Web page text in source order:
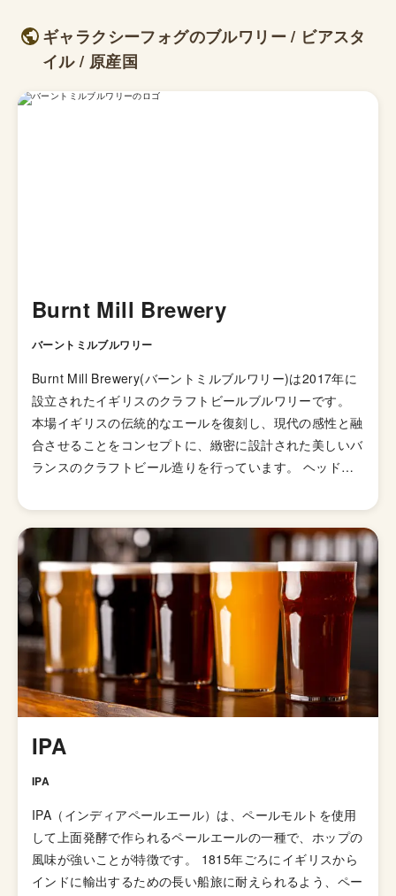
ギャラクシーフォグのブルワリー / ビアスタ
イル / 原産国
Burnt Mill Brewery
バーントミルブルワリー
Burnt Mill Brewery(バーントミルブルワリー)は2017年に
設立されたイギリスのクラフトビールブルワリーです。
本場イギリスの伝統的なエールを復刻し、現代の感性と融
合させることをコンセプトに、緻密に設計された美しいバ
ランスのクラフトビール造りを行っています。 ヘッドブ
ているため、ビールを口にすることができません。彼女は
「香り」を頼りにビールの味わいやキャラクターを理解
し、綿密な計算のもとレシピを考案し、高品質なクラフト
ビールを生み出しています。 なかでも、彼女が唯一、口
にすることができるグルテンフリーのビールは絶品とのこ
とです。 パッケージは、イングランド東部サフォークの
雄大で美しい自然がモチーフのデザインになっており、眺
めながら飲むことで、より一層バーントミルの「美しいク
ラフトビール」を楽しむことができます。
IPA
IPA
IPA（インディアペールエール）は、ペールモルトを使用
して上面発酵で作られるペールエールの一種で、ホップの
風味が強いことが特徴です。 1815年ごろにイギリスから
インドに輸出するための長い船旅に耐えられるよう、ペー